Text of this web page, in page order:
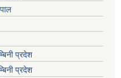
प्रदेश
प्रदेश